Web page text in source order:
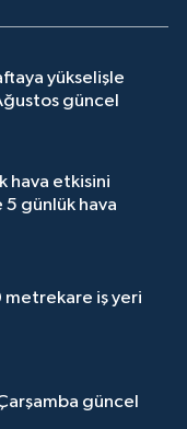
yükselişle
güncel
hava etkisini
günlük hava
iş yeri
güncel